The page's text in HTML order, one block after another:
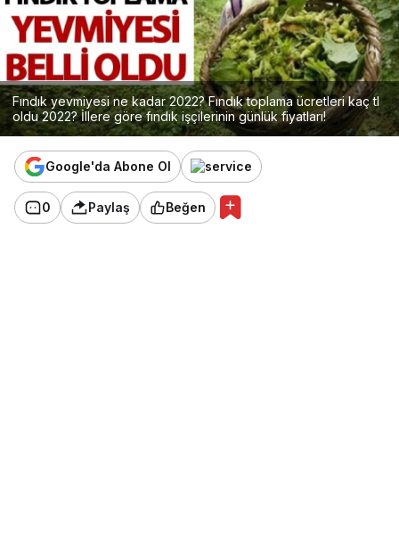
Fındık yevmiyesi ne kadar 2022? Fındık toplama ücretleri kaç tl
oldu 2022? İllere göre fındık işçilerinin günlük fiyatları!
Google'da Abone Ol
0 Paylaş Beğen